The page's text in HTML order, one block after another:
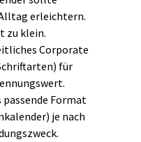
erleichtern.
zu klein.
Corporate
für
passende Format
je nach